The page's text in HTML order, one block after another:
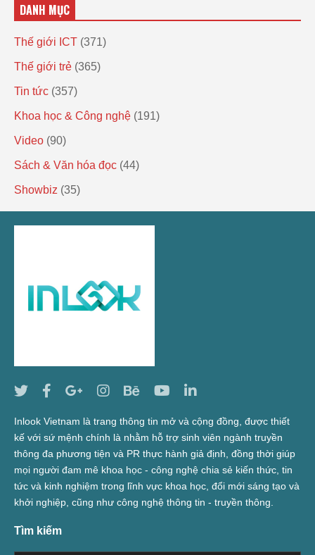
DANH MỤC
Thế giới ICT (371)
Thế giới trẻ (365)
Tin tức (357)
Khoa học & Công nghệ (191)
Video (90)
Sách & Văn hóa đọc (44)
Showbiz (35)
Inlook Vietnam là trang thông tin mở và cộng đồng, được thiết
kế với sứ mệnh chính là nhằm hỗ trợ sinh viên ngành truyền
thông đa phương tiện và PR thực hành giả định, đồng thời giúp
mọi người đam mê khoa học - công nghệ chia sẻ kiến thức, tin
tức và kinh nghiệm trong lĩnh vực khoa học, đổi mới sáng tạo và
khởi nghiệp, cũng như công nghệ thông tin - truyền thông.
Tìm kiếm